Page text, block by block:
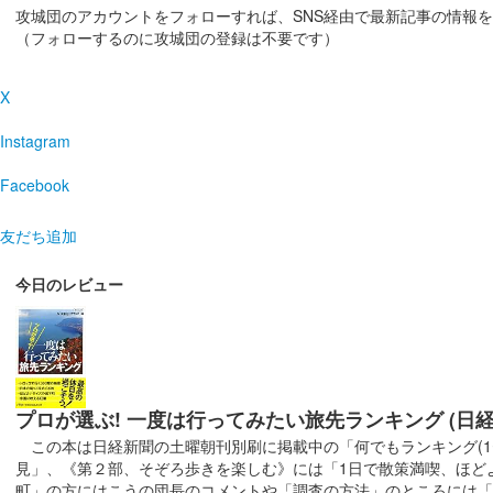
駿府城の2025秋の季節限定御城印。紅葉と東御門・巽櫓
駿府城 御城印
駿府城 御城印 東御門バージョン
販売終了
攻城団のアカウントをフォローすれば、SNS経由で最新記事の情報
（フォローするのに攻城団の登録は不要です）
X
Instagram
Facebook
友だち追加
今日のレビュー
プロが選ぶ! 一度は行ってみたい旅先ランキング (日
この本は日経新聞の土曜朝刊別刷に掲載中の「何でもランキング
見」、《第２部、そぞろ歩きを楽しむ》には「1日で散策満喫、ほ